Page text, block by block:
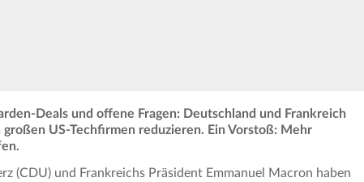
Deals und offene Fragen: Deutschland und Frankreich
US-Techfirmen reduzieren. Ein Vorstoß: Mehr
(CDU) und Frankreichs Präsident Emmanuel Macron haben